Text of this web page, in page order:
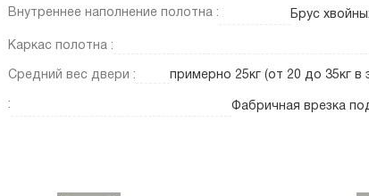
Внутреннее наполнение полотна : Брус
Каркас полотна :
Средний вес двери : примерно 25кг (от 20 до 35кг в
: Фабричная врезка